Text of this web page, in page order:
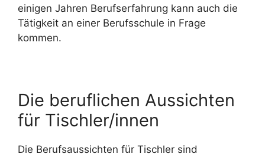
einigen Jahren Berufserfahrung kann auch die
Tätigkeit an einer Berufsschule in Frage
kommen.
Die beruflichen Aussichten
für Tischler/innen
Die Berufsaussichten für Tischler sind